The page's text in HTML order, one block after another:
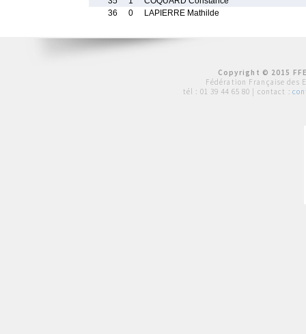
36
0 LAPIERRE Mathilde
Copyright © 2015
Fédération Française des
tél : 01 39 44 65 80 | contact :